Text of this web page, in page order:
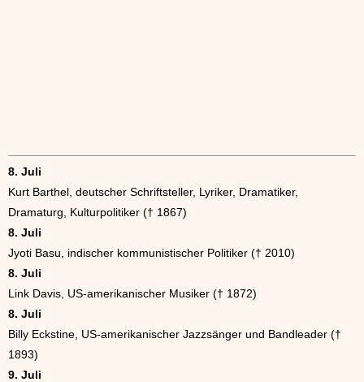
8. Juli
Kurt Barthel, deutscher Schriftsteller, Lyriker, Dramatiker,
Dramaturg, Kulturpolitiker († 1867)
8. Juli
Jyoti Basu, indischer kommunistischer Politiker († 2010)
8. Juli
Link Davis, US-amerikanischer Musiker († 1872)
8. Juli
Billy Eckstine, US-amerikanischer Jazzsänger und Bandleader (†
1893)
9. Juli